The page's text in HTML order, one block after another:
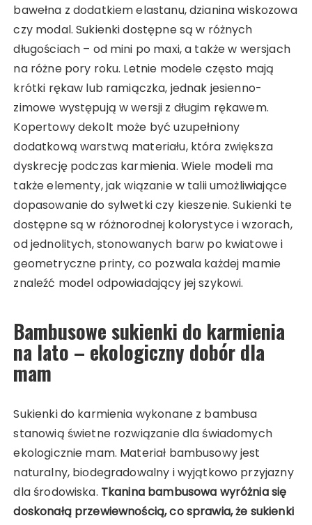
bawełna z dodatkiem elastanu, dzianina wiskozowa
czy modal. Sukienki dostępne są w różnych
długościach – od mini po maxi, a także w wersjach
na różne pory roku. Letnie modele często mają
krótki rękaw lub ramiączka, jednak jesienno-
zimowe występują w wersji z długim rękawem.
Kopertowy dekolt może być uzupełniony
dodatkową warstwą materiału, która zwiększa
dyskrecję podczas karmienia. Wiele modeli ma
także elementy, jak wiązanie w talii umożliwiające
dopasowanie do sylwetki czy kieszenie. Sukienki te
dostępne są w różnorodnej kolorystyce i wzorach,
od jednolitych, stonowanych barw po kwiatowe i
geometryczne printy, co pozwala każdej mamie
znaleźć model odpowiadający jej szykowi.
Bambusowe sukienki do karmienia
na lato – ekologiczny dobór dla
mam
Sukienki do karmienia wykonane z bambusa
stanowią świetne rozwiązanie dla świadomych
ekologicznie mam. Materiał bambusowy jest
naturalny, biodegradowalny i wyjątkowo przyjazny
dla środowiska. Tkanina bambusowa wyróżnia się
doskonałą przewiewnością, co sprawia, że sukienki